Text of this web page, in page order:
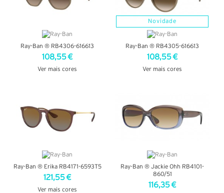
Ray-Ban ® RB4306-616613
108,55 €
Ver mais cores
Novidade
Ray-Ban ® RB4305-616613
108,55 €
Ver mais cores
Ray-Ban ® Erika RB4171-6593T5
121,55 €
Ver mais cores
Ray-Ban ® Jackie Ohh RB4101-
860/51
116,35 €